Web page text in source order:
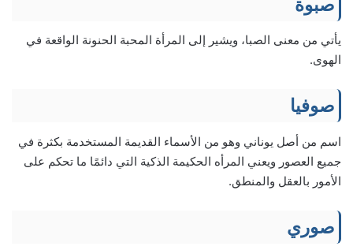
صبوة
يأتي من معنى الصبا، ويشير إلى المرأة المحبة الحنونة الواقعة في
الهوى.
صوفيا
اسم من أصل يوناني وهو من الأسماء القديمة المستخدمة بكثرة في
جميع العصور ويعني المرأه الحكيمة الذكية التي دائمًا ما تحكم على
الأمور بالعقل والمنطق.
صوري